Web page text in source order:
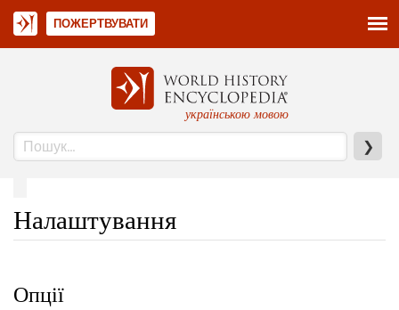
українською мовою
❯
ПОЖЕРТВУВАТИ
Налаштування
Опції